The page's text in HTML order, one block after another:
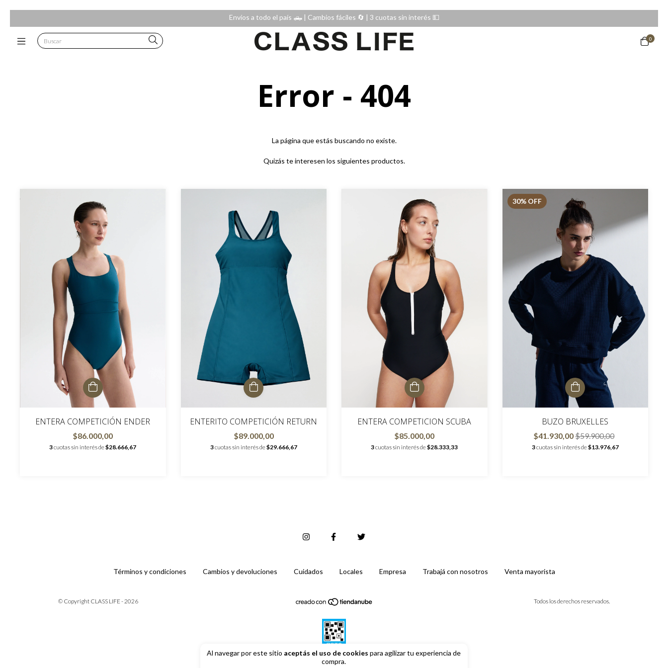
Envíos a todo el país 🛻 | Cambios fáciles 🔄️ | 3 cuotas sin interés 💵
0
Al navegar por este sitio aceptás el uso de cookies para agilizar tu experiencia de
compra.
Error - 404
La página que estás buscando no existe.
Quizás te interesen los siguientes productos.
ENTERA COMPETICIÓN ENDER
$86.000,00
3cuotas sin interés de$28.666,67
ENTERITO COMPETICIÓN RETURN
$89.000,00
3cuotas sin interés de$29.666,67
ENTERA COMPETICION SCUBA
$85.000,00
3cuotas sin interés de$28.333,33
30% OFF
BUZO BRUXELLES
$41.930,00$59.900,00
3cuotas sin interés de$13.976,67
Términos y condiciones Cambios y devoluciones Cuidados Locales Empresa Trabajá con nosotros Venta mayorista
© Copyright CLASS LIFE - 2026 Todos los derechos reservados.